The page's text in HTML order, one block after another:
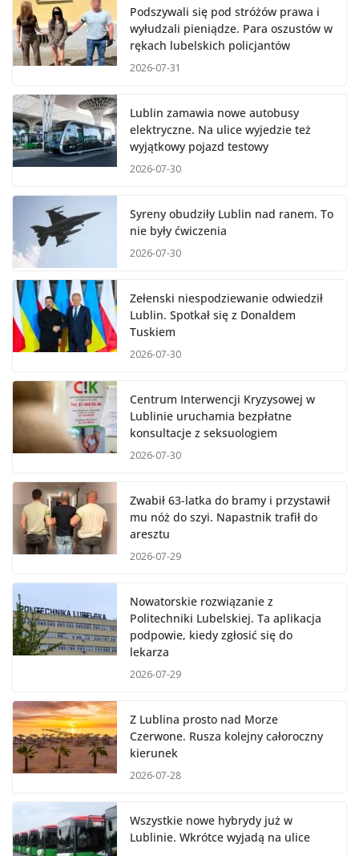
Podszywali się pod stróżów prawa i
wyłudzali pieniądze. Para oszustów w
rękach lubelskich policjantów
2026-07-31
Lublin zamawia nowe autobusy
elektryczne. Na ulice wyjedzie też
wyjątkowy pojazd testowy
2026-07-30
Syreny obudziły Lublin nad ranem. To
nie były ćwiczenia
2026-07-30
Zełenski niespodziewanie odwiedził
Lublin. Spotkał się z Donaldem
Tuskiem
2026-07-30
Centrum Interwencji Kryzysowej w
Lublinie uruchamia bezpłatne
konsultacje z seksuologiem
2026-07-30
Zwabił 63-latka do bramy i przystawił
mu nóż do szyi. Napastnik trafił do
aresztu
2026-07-29
Nowatorskie rozwiązanie z
Politechniki Lubelskiej. Ta aplikacja
podpowie, kiedy zgłosić się do
lekarza
2026-07-29
Z Lublina prosto nad Morze
Czerwone. Rusza kolejny całoroczny
kierunek
2026-07-28
Wszystkie nowe hybrydy już w
Lublinie. Wkrótce wyjadą na ulice